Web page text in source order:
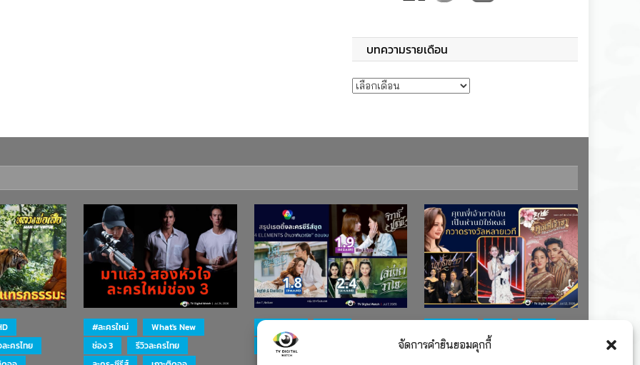
จัดการคำยินยอมคุกกี้
บทความรายเดือน
บทความรายเดือน
ะครไทย
#ละครใหม่
What's New
ช่อง 3
รีวิวละครไทย
ละคร-ซีรีส์
รางวัล
ละคร-ซีรีส์